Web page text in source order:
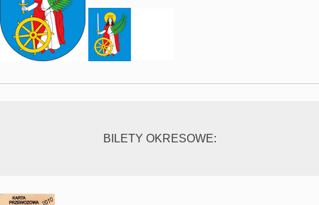
BILETY OKRESOWE: